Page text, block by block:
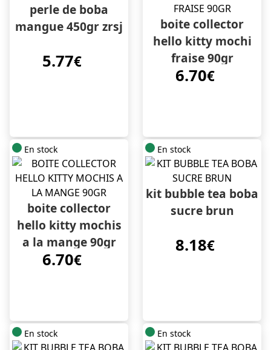
perle de boba
mangue 450gr zrsj
5.77€
boite collector
hello kitty mochi
fraise 90gr
6.70€
En stock
boite collector
hello kitty mochis
a la mange 90gr
6.70€
En stock
kit bubble tea boba
sucre brun
8.18€
En stock En stock